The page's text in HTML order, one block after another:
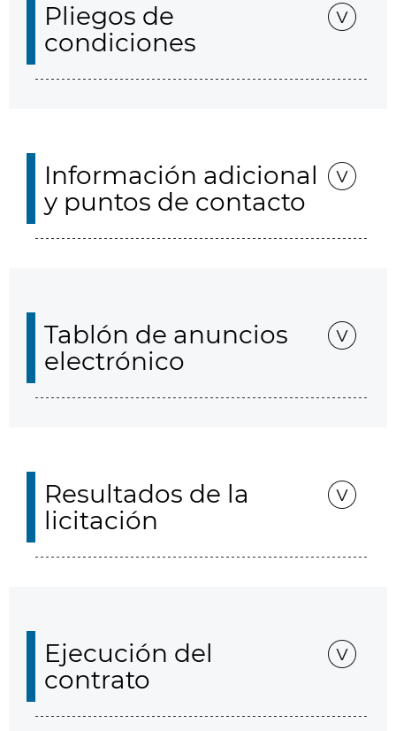
Pliegos de
condiciones
Información adicional
y puntos de contacto
Tablón de anuncios
electrónico
Resultados de la
licitación
Ejecución del
contrato